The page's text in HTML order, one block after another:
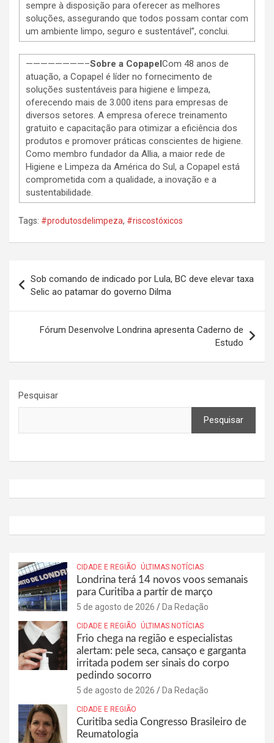
sempre à disposição para oferecer as melhores
soluções, assegurando que todos possam contar com
um ambiente limpo, seguro e sustentável”, conclui.
————————–Sobre a CopapelCom 48 anos de
atuação, a Copapel é líder no fornecimento de
soluções sustentáveis para higiene e limpeza,
oferecendo mais de 3.000 itens para empresas de
diversos setores. A empresa oferece treinamento
gratuito e capacitação para otimizar a eficiência dos
produtos e promover práticas conscientes de higiene.
Como membro fundador da Allia, a maior rede de
Higiene e Limpeza da América do Sul, a Copapel está
comprometida com a qualidade, a inovação e a
sustentabilidade.
Tags: #produtosdelimpeza, #riscostóxicos
de
Post
Sob comando de indicado por Lula, BC deve elevar taxa
Selic ao patamar do governo Dilma
Fórum Desenvolve Londrina apresenta Caderno de
Estudo
Pesquisar
Pesquisar
CIDADE E REGIÃO ÚLTIMAS NOTÍCIAS
Londrina terá 14 novos voos semanais
para Curitiba a partir de março
5 de agosto de 2026 Da Redação
CIDADE E REGIÃO ÚLTIMAS NOTÍCIAS
Frio chega na região e especialistas
alertam: pele seca, cansaço e garganta
irritada podem ser sinais do corpo
pedindo socorro
5 de agosto de 2026 Da Redação
CIDADE E REGIÃO
Curitiba sedia Congresso Brasileiro de
Reumatologia